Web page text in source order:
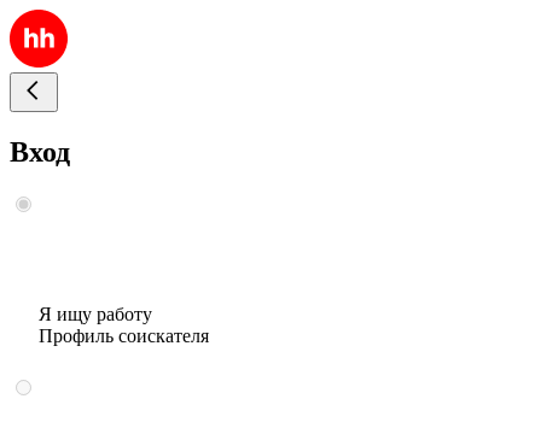
Вход
Я ищу работу
Профиль соискателя